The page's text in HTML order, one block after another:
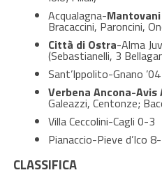
Acqualagna-
Bracaccini, Paroncini,
Città di Ostra-Alma
(Sebastianelli, 3
Sant’Ippolito-Gnano
Verbena Ancona-Avis
Galeazzi, Centonze;
Villa Ceccolini-Cagli 0-3
Pianaccio-Pieve d’Ico
CLASSIFICA